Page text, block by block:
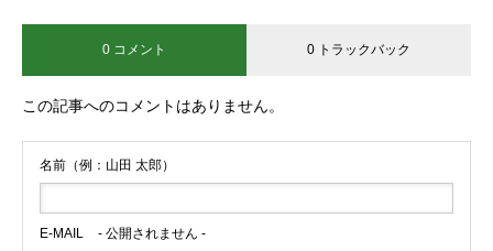
0 コメント 0 トラックバック
この記事へのコメントはありません。
名前（例：山田 太郎）
E-MAIL - 公開されません -